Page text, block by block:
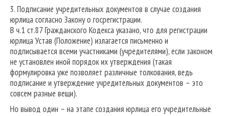
3. Подписание учредительных документов в случае создания
юрлица согласно Закону о госрегистрации.
В ч.1 ст.87 Гражданского Кодекса указано, что для регистрации
юрлица Устав (Положение) излагается письменно и
подписывается всеми участниками (учредителями), если законом
не установлен иной порядок их утверждения (такая
формулировка уже позволяет различные толкования, ведь
подписание и утверждение учредительных документов – это
совсем разные вещи).
Но вывод один – на этапе создания юрлица его учредительные